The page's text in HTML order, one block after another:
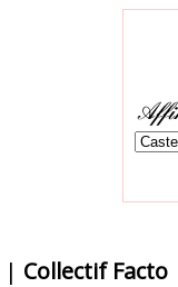
| Collectif Facto